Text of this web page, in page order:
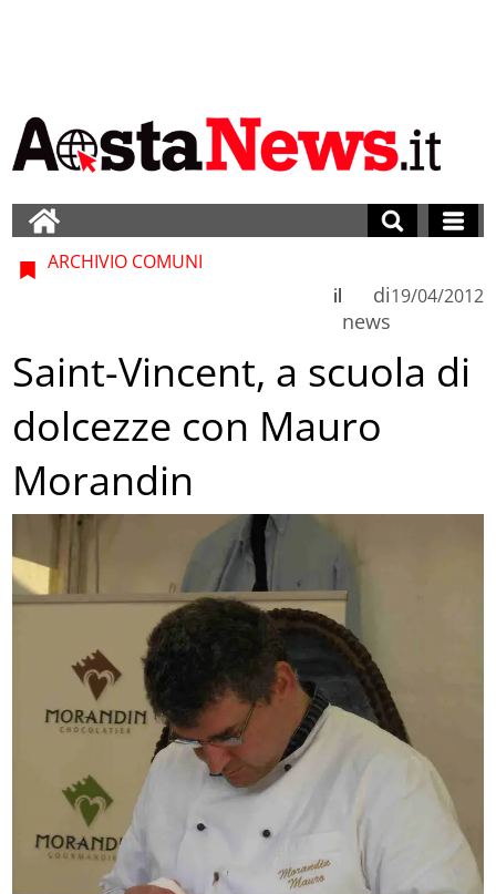
ARCHIVIO COMUNI
di
news
il 19/04/2012
Saint-Vincent, a scuola di
dolcezze con Mauro
Morandin